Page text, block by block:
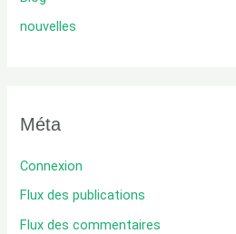
nouvelles
Méta
Connexion
Flux des publications
Flux des commentaires